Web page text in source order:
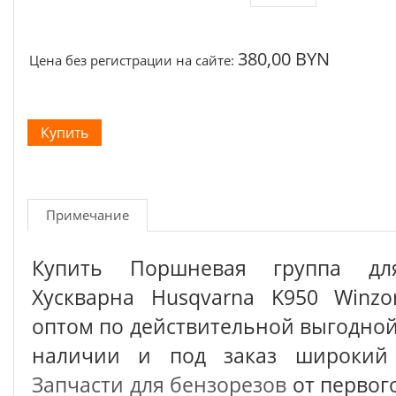
Цена без регистрации на сайте: 380,00 BYN
Примечание
Купить Поршневая группа
Хускварна Husqvarna K950
оптом по действительной
наличии и под заказ широкий
Запчасти для бензорезов от